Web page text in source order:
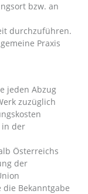
bzw. an
durchzuführen.
Praxis
jeden Abzug
zuzüglich
in der
Österreichs
der
Bekanntgabe